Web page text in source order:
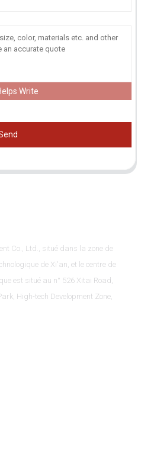
Write
Co., Ltd., situé dans la zone de
de Xi'an, et le centre de
est situé au n° 526 Xitai Road,
High-tech Development Zone,